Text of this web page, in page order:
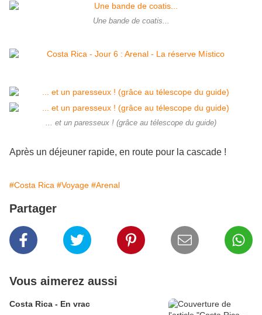
Une bande de coatis...
... et un paresseux ! (grâce au télescope du guide)
Après un déjeuner rapide, en route pour la cascade !
#Costa Rica #Voyage #Arenal
Partager
Vous aimerez aussi
Costa Rica - En vrac